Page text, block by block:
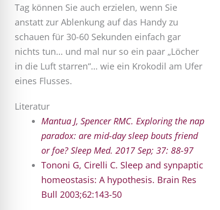
Tag können Sie auch erzielen, wenn Sie
anstatt zur Ablenkung auf das Handy zu
schauen für 30-60 Sekunden einfach gar
nichts tun… und mal nur so ein paar „Löcher
in die Luft starren“… wie ein Krokodil am Ufer
eines Flusses.
Literatur
Mantua J, Spencer RMC. Exploring the nap
paradox: are mid-day sleep bouts friend
or foe? Sleep Med. 2017 Sep; 37: 88-97
Tononi G, Cirelli C. Sleep and synpaptic
homeostasis: A hypothesis. Brain Res
Bull 2003;62:143-50